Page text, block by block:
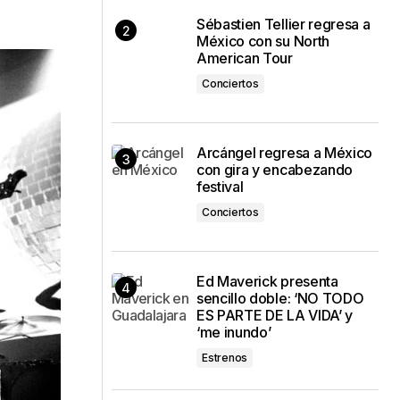
Sébastien Tellier regresa a
México con su North
American Tour
Conciertos
Arcángel regresa a México
con gira y encabezando
festival
Conciertos
Ed Maverick presenta
sencillo doble: ‘NO TODO
ES PARTE DE LA VIDA’ y
‘me inundo’
Estrenos